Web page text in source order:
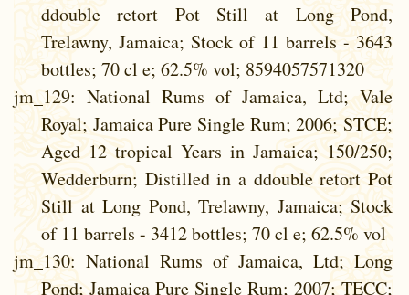
ddouble retort Pot Still at Long Pond,
Trelawny, Jamaica; Stock of 11 barrels - 3643
bottles; 70 cl e; 62.5% vol; 8594057571320
jm_129: National Rums of Jamaica, Ltd; Vale
Royal; Jamaica Pure Single Rum; 2006; STCE;
Aged 12 tropical Years in Jamaica; 150/250;
Wedderburn; Distilled in a ddouble retort Pot
Still at Long Pond, Trelawny, Jamaica; Stock
of 11 barrels - 3412 bottles; 70 cl e; 62.5% vol
jm_130: National Rums of Jamaica, Ltd; Long
Pond; Jamaica Pure Single Rum; 2007; TECC;